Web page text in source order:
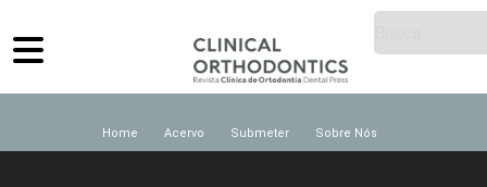
Home Acervo Submeter Sobre Nós